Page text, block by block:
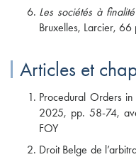
Les sociétés à
Bruxelles, Larcier,
Articles et
Procedural Orders
2025, pp. 58-74,
FOY
Droit Belge de